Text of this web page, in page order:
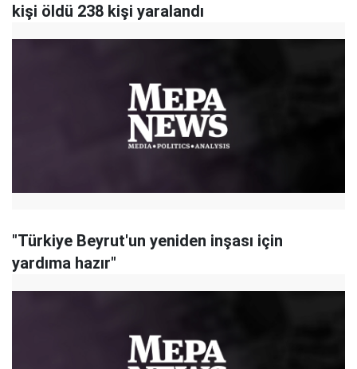
kişi öldü 238 kişi yaralandı
"Türkiye Beyrut'un yeniden inşası için
yardıma hazır"